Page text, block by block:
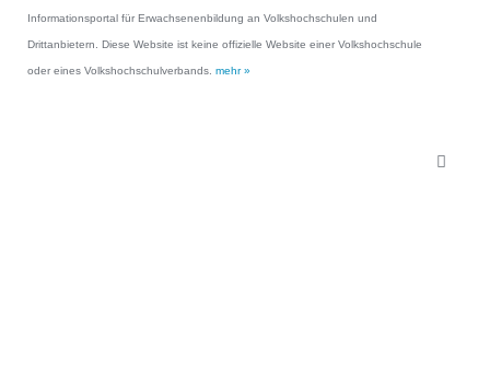
Informationsportal für Erwachsenenbildung an Volkshochschulen und
Drittanbietern. Diese Website ist keine offizielle Website einer Volkshochschule
oder eines Volkshochschulverbands. mehr »